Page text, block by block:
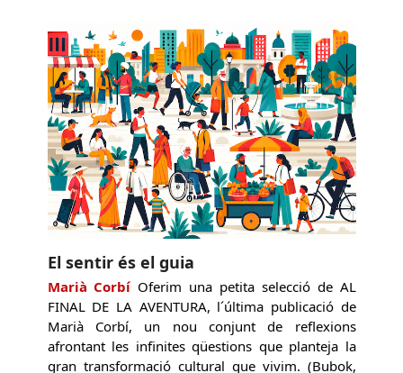
El sentir és el guia
Marià Corbí Oferim una petita selecció de AL
FINAL DE LA AVENTURA, l´última publicació de
Marià Corbí, un nou conjunt de reflexions
afrontant les infinites qüestions que planteja la
gran transformació cultural que vivim. (Bubok,